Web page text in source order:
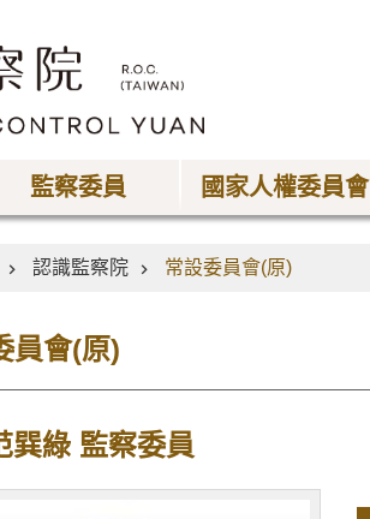
監察委員 國家人權委員會
認識監察院 常設委員會(原)
員會(原)
巽綠 監察委員